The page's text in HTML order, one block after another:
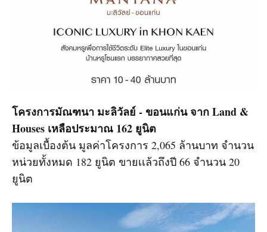
โครงการมัณฑนา มะลิวัลย์ - ขอนแก่น จาก Land &
Houses เหลือประมาณ 162 ยูนิต
ข้อมูลเบื้องต้น มูลค่าโครงการ 2,065 ล้านบาท จำนวน
หน่วยทั้งหมด 182 ยูนิต ขายเเล้วถึงปี 66 จำนวน 20
ยูนิต